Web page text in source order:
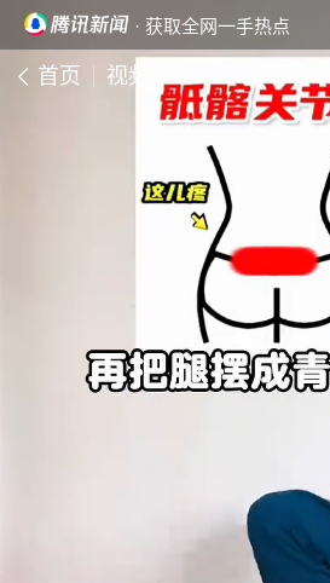
· 获取全网一手热点
首页 视频